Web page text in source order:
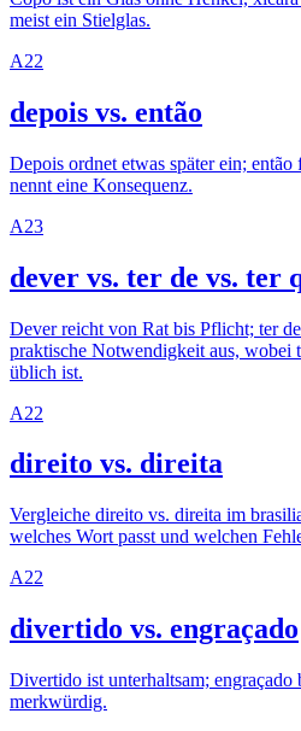
meist ein Stielglas.
A22
depois vs. então
Depois ordnet etwas später ein;
nennt eine Konsequenz.
A23
dever vs. ter de vs. ter
Dever reicht von Rat bis Pflicht; ter
praktische Notwendigkeit aus, wobei
üblich ist.
A22
direito vs. direita
Vergleiche direito vs. direita im
welches Wort passt und welchen
A22
divertido vs. engraçado
Divertido ist unterhaltsam;
merkwürdig.